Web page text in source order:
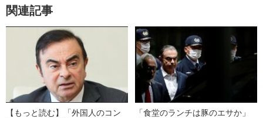
関連記事
【もっと読む】「外国人のコン
「食堂のランチは豚のエサか」